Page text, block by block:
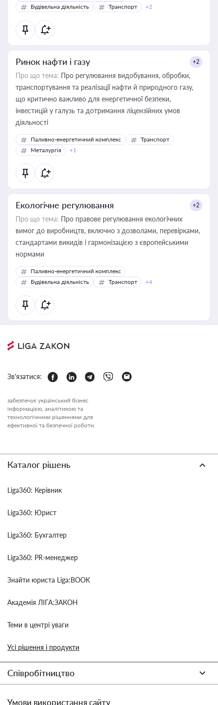
Будівельна діяльність
Транспорт +2
Ринок нафти і газу +2
Про що тема: Про регулювання видобування, обробки,
транспортування та реалізації нафти й природного газу,
що критично важливо для енергетичної безпеки,
інвестицій у галузь та дотримання ліцензійних умов
діяльності
Паливно-енергетичний комплекс
Транспорт
Металургія
+1
Екологічне регулювання +2
Про що тема: Про правове регулювання екологічних
вимог до виробництв, включно з дозволами, перевірками,
стандартами викидів і гармонізацією з європейськими
нормами
Паливно-енергетичний комплекс
Будівельна діяльність
Транспорт +4
Зв'язатися:
забезпечує український бізнес
інформацією, аналітикою та
технологічними рішеннями для
ефективної та безпечної роботи.
Каталог рішень
Liga360: Керівник
Liga360: Юрист
Liga360: Бухгалтер
Liga360: PR-менеджер
Знайти юриста Liga:BOOK
Академія ЛІГА:ЗАКОН
Теми в центрі уваги
Усі рішення і продукти
Співробітництво
Умови використання сайту